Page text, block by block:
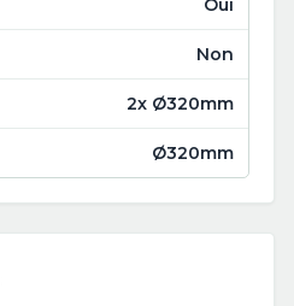
Oui
Non
2x Ø320mm
Ø320mm